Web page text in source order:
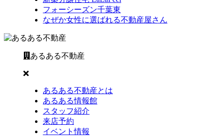
フォーシーズン千葉東
なぜか女性に選ばれる不動産屋さん
あるある不動産
あるある不動産とは
あるある情報館
スタッフ紹介
来店予約
イベント情報